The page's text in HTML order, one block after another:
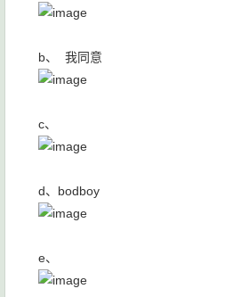
b、 我同意
c、
d、bodboy
e、